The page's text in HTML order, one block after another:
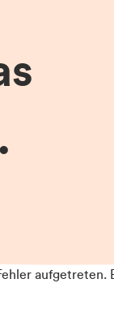
aufgetreten.